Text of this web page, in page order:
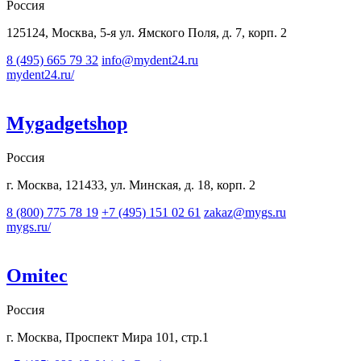
Россия
125124, Москва, 5-я ул. Ямского Поля, д. 7, корп. 2
8 (495) 665 79 32 info@mydent24.ru
mydent24.ru/
Mygadgetshop
Россия
г. Москва, 121433, ул. Минская, д. 18, корп. 2
8 (800) 775 78 19 +7 (495) 151 02 61 zakaz@mygs.ru
mygs.ru/
Omitec
Россия
г. Москва, Проспект Мира 101, стр.1